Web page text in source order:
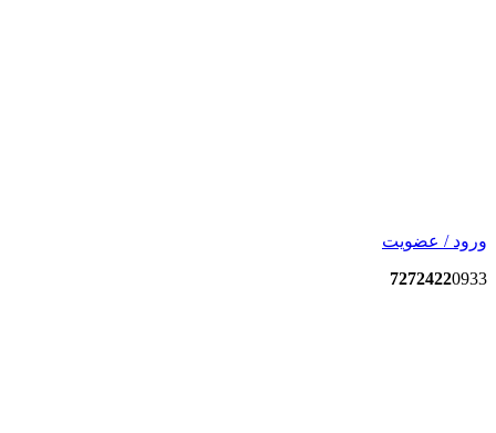
ورود / عضویت
72724220933